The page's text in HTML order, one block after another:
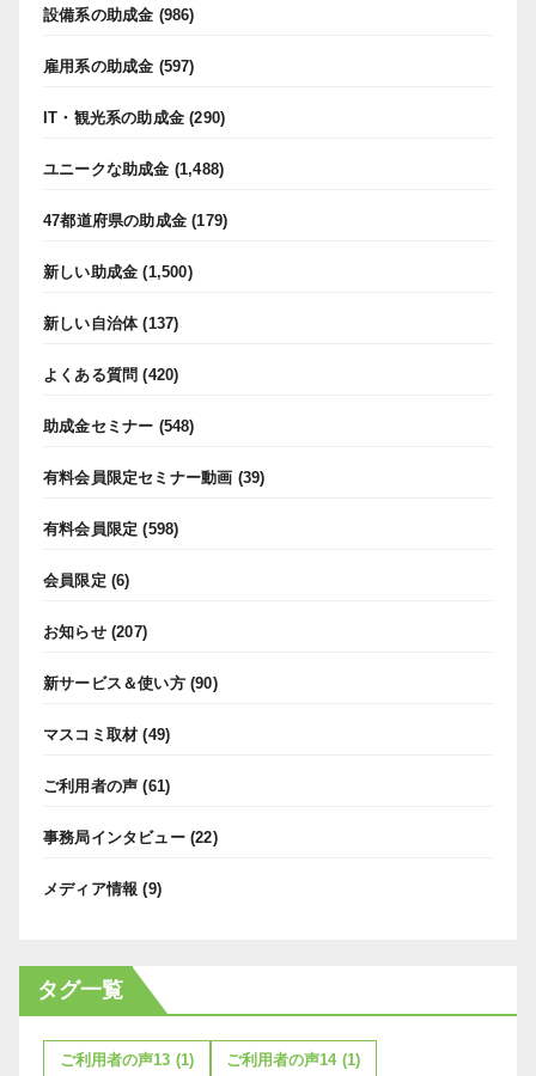
設備系の助成金 (986)
雇用系の助成金 (597)
IT・観光系の助成金 (290)
ユニークな助成金 (1,488)
47都道府県の助成金 (179)
新しい助成金 (1,500)
新しい自治体(137)
よくある質問 (420)
助成金セミナー (548)
有料会員限定セミナー動画 (39)
有料会員限定 (598)
会員限定 (6)
お知らせ(207)
新サービス＆使い方(90)
マスコミ取材 (49)
ご利用者の声 (61)
事務局インタビュー(22)
メディア情報 (9)
タグ一覧
ご利用者の声13 (1) ご利用者の声14 (1)